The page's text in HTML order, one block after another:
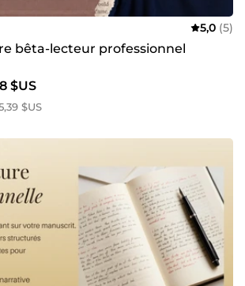
5,0 (5)
bêta-lecteur professionnel
$US
$US